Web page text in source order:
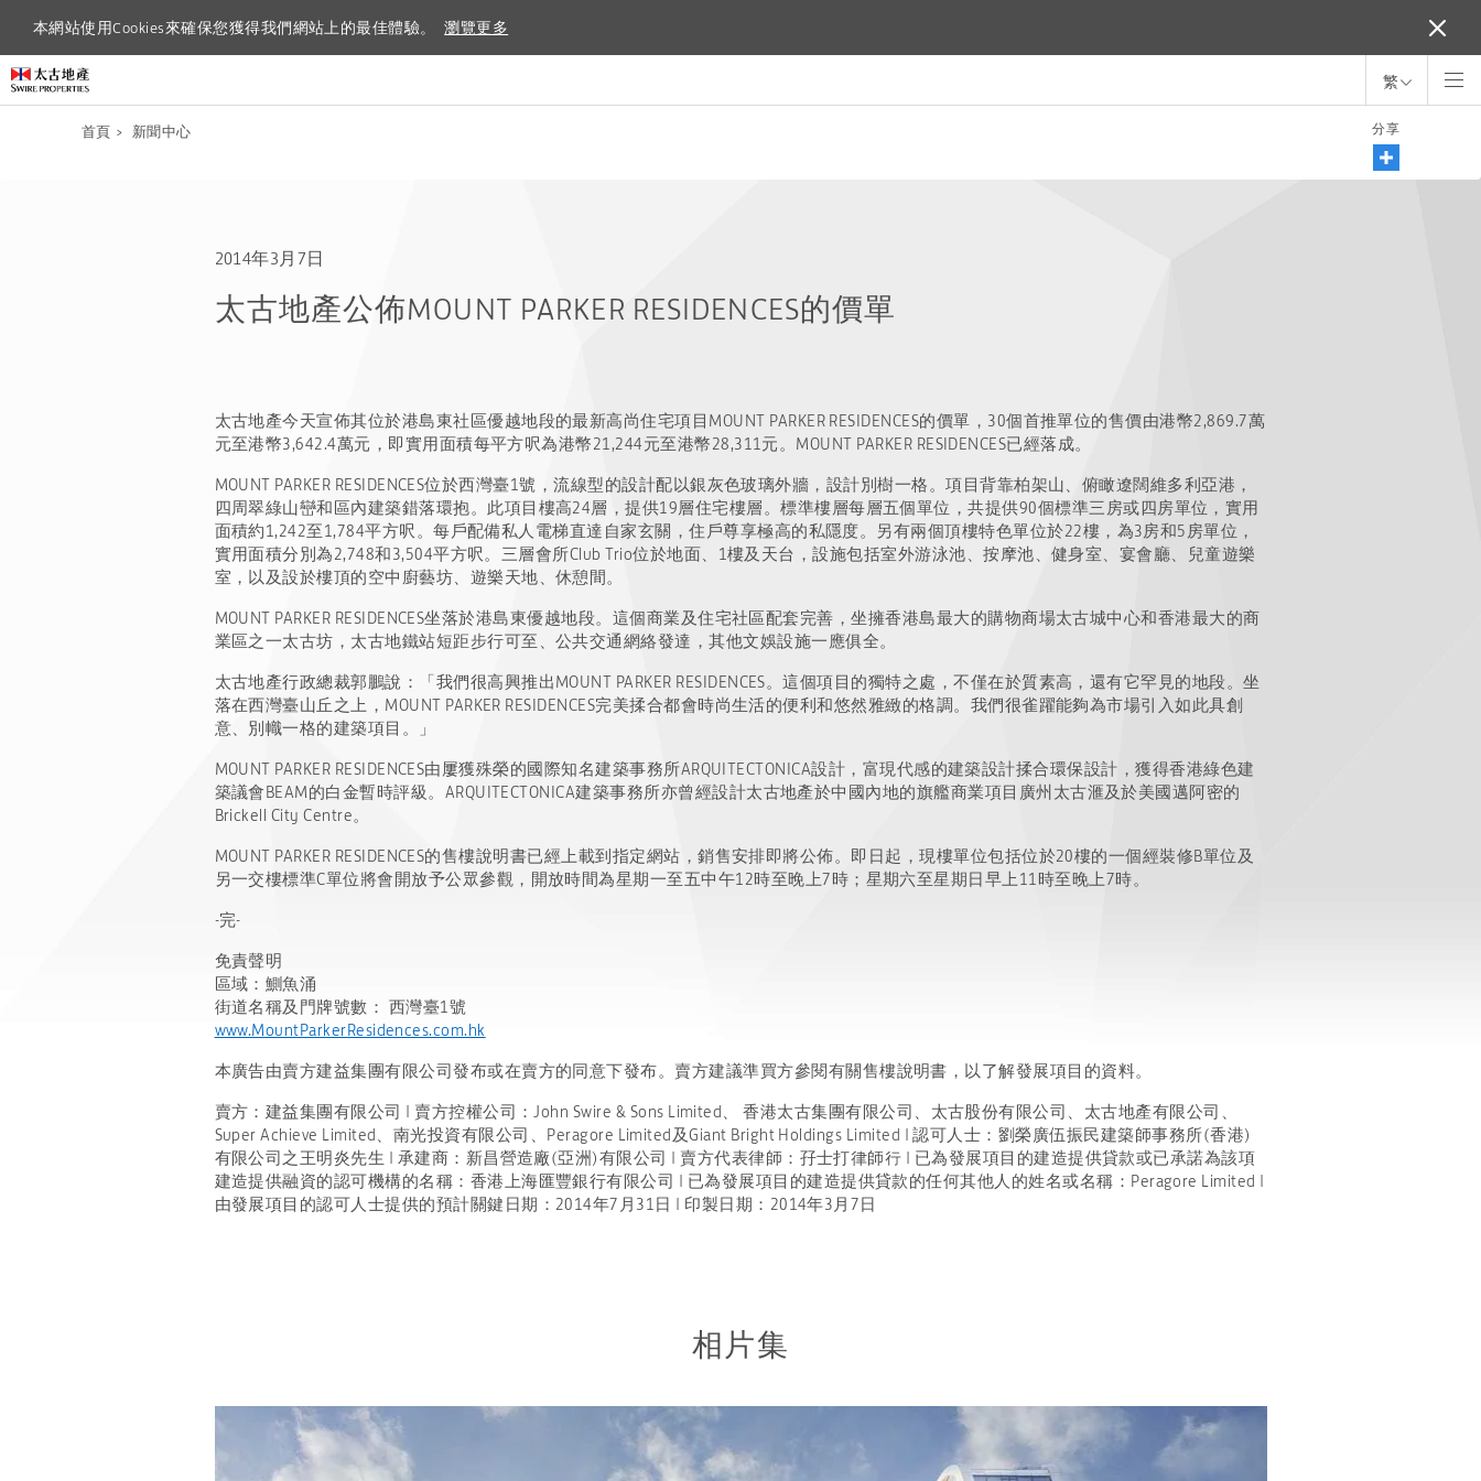
本網站使用Cookies來確保您獲得我們網站上的最佳體驗。 瀏覽更多
本網站使用Cookies來確保您獲得我們網站上的最佳體驗。 瀏覽更多
繁
首頁 > 新聞中心 分享
2014年3月7日
太古地產公佈MOUNT PARKER RESIDENCES的價單
太古地產今天宣佈其位於港島東社區優越地段的最新高尚住宅項目MOUNT PARKER RESIDENCES的價單，30個首推單位的售價由港幣2,869.7萬
元至港幣3,642.4萬元，即實用面積每平方呎為港幣21,244元至港幣28,311元。MOUNT PARKER RESIDENCES已經落成。
MOUNT PARKER RESIDENCES位於西灣臺1號，流線型的設計配以銀灰色玻璃外牆，設計別樹一格。項目背靠柏架山、俯瞰遼闊維多利亞港，
四周翠綠山巒和區內建築錯落環抱。此項目樓高24層，提供19層住宅樓層。標準樓層每層五個單位，共提供90個標準三房或四房單位，實用
面積約1,242至1,784平方呎。每戶配備私人電梯直達自家玄關，住戶尊享極高的私隱度。另有兩個頂樓特色單位於22樓，為3房和5房單位，
實用面積分別為2,748和3,504平方呎。三層會所Club Trio位於地面、1樓及天台，設施包括室外游泳池、按摩池、健身室、宴會廳、兒童遊樂
室，以及設於樓頂的空中廚藝坊、遊樂天地、休憩間。
MOUNT PARKER RESIDENCES坐落於港島東優越地段。這個商業及住宅社區配套完善，坐擁香港島最大的購物商場太古城中心和香港最大的商
業區之一太古坊，太古地鐵站短距步行可至、公共交通網絡發達，其他文娛設施一應俱全。
太古地產行政總裁郭鵬說：「我們很高興推出MOUNT PARKER RESIDENCES。這個項目的獨特之處，不僅在於質素高，還有它罕見的地段。坐
落在西灣臺山丘之上，MOUNT PARKER RESIDENCES完美揉合都會時尚生活的便利和悠然雅緻的格調。我們很雀躍能夠為市場引入如此具創
意、別幟一格的建築項目。」
MOUNT PARKER RESIDENCES由屢獲殊榮的國際知名建築事務所ARQUITECTONICA設計，富現代感的建築設計揉合環保設計，獲得香港綠色建
築議會BEAM的白金暫時評級。ARQUITECTONICA建築事務所亦曾經設計太古地產於中國內地的旗艦商業項目廣州太古滙及於美國邁阿密的
Brickell City Centre。
MOUNT PARKER RESIDENCES的售樓說明書已經上載到指定網站，銷售安排即將公佈。即日起，現樓單位包括位於20樓的一個經裝修B單位及
另一交樓標準C單位將會開放予公眾參觀，開放時間為星期一至五中午12時至晚上7時；星期六至星期日早上11時至晚上7時。
-完-
免責聲明
區域：鰂魚涌
街道名稱及門牌號數： 西灣臺1號
www.MountParkerResidences.com.hk
本廣告由賣方建益集團有限公司發布或在賣方的同意下發布。賣方建議準買方參閱有關售樓說明書，以了解發展項目的資料。
賣方：建益集團有限公司 | 賣方控權公司：John Swire & Sons Limited、 香港太古集團有限公司、太古股份有限公司、太古地產有限公司、
Super Achieve Limited、南光投資有限公司、Peragore Limited及Giant Bright Holdings Limited | 認可人士：劉榮廣伍振民建築師事務所(香港)
有限公司之王明炎先生 | 承建商：新昌營造廠(亞洲)有限公司 | 賣方代表律師：孖士打律師行 | 已為發展項目的建造提供貸款或已承諾為該項
建造提供融資的認可機構的名稱：香港上海匯豐銀行有限公司 | 已為發展項目的建造提供貸款的任何其他人的姓名或名稱：Peragore Limited |
由發展項目的認可人士提供的預計關鍵日期：2014年7月31日 | 印製日期：2014年3月7日
相片集